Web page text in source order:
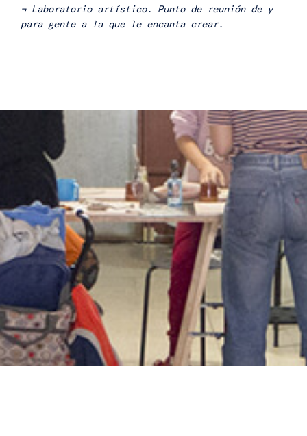
¬ Laboratorio artístico. Punto de reunión de y
para gente a la que le encanta crear.